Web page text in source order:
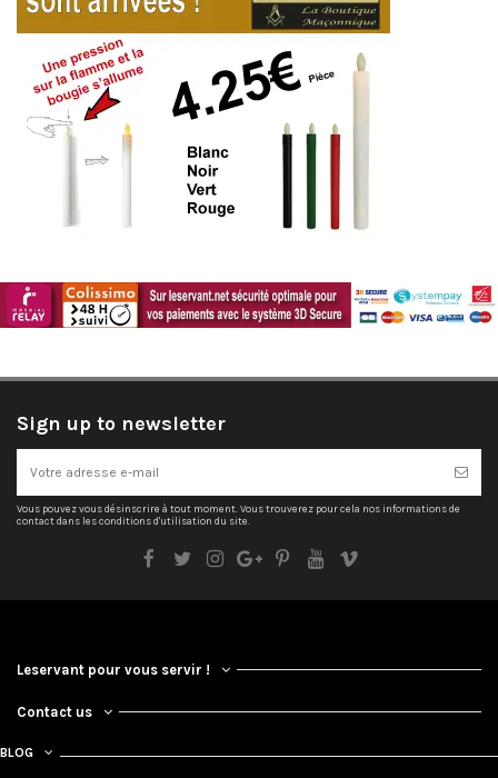
Sign up to newsletter
Vous pouvez vous désinscrire à tout moment. Vous trouverez pour cela nos informations de
contact dans les conditions d'utilisation du site.
Leservant pour vous servir !
Contact us
BLOG